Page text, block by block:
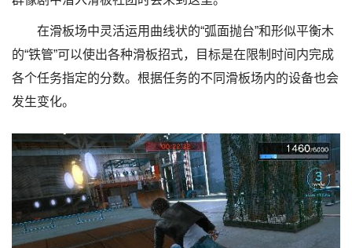
在滑板场中灵活运用曲线状的“弧面抛台”和形似平衡木
的“铁管”可以使出各种滑板招式，目标是在限制时间内完成
各个任务指定的分数。根据任务的不同滑板场内的设备也会
发生变化。